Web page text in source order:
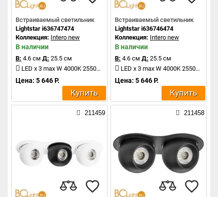
Встраиваемый светильник
Lightstar i636747474
Коллекция: Intero new
В наличии
В: 4.6 см Д: 25.5 см
LED x 3 max W 4000K 2550Lm
Цена: 5 646 Р.
Купить
Встраиваемый светильник
Lightstar i636746474
Коллекция: Intero new
В наличии
В: 4.6 см Д: 25.5 см
LED x 3 max W 4000K 2550Lm
Цена: 5 646 Р.
Купить
211459 211458